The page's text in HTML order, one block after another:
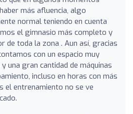
más afluencia, algo
normal teniendo en cuenta
el gimnasio más completo y
de toda la zona . Aun así, gracias
con un espacio muy
una gran cantidad de máquinas
incluso en horas con más
el entrenamiento no se ve